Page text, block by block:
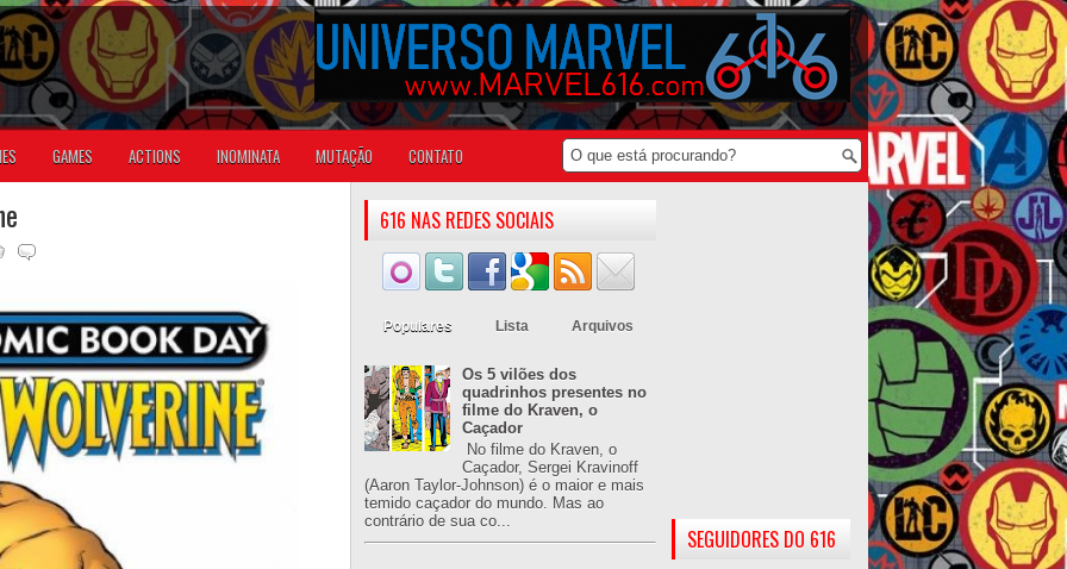
GAMES ACTIONS INOMINATA MUTAÇÃO CONTATO
616 NAS REDES SOCIAIS
Populares Lista Arquivos
Os 5 vilões dos
quadrinhos presentes no
filme do Kraven, o
Caçador
No filme do Kraven, o
Caçador, Sergei Kravinoff
(Aaron Taylor-Johnson) é o maior e mais
temido caçador do mundo. Mas ao
contrário de sua co...
SEGUIDORES DO 616